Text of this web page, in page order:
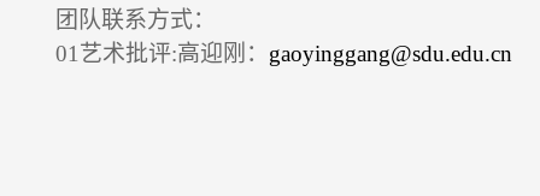
团队联系方式：
01 艺术批评:高迎刚： gaoyinggang@sdu.edu.cn